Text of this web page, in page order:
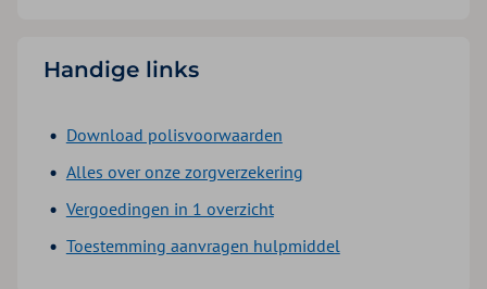
Handige links
Download polisvoorwaarden
Alles over onze zorgverzekering
Vergoedingen in 1 overzicht
Toestemming aanvragen hulpmiddel